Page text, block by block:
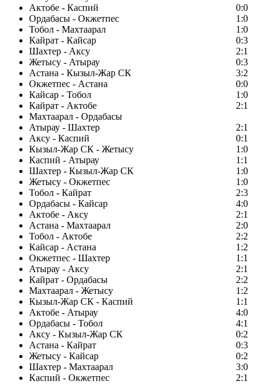
Актобе - Каспий
0:0
Ордабасы - Окжетпес
1:0
Тобол - Махтаарал
1:0
Кайрат - Кайсар
0:3
Шахтер - Аксу
2:1
Жетысу - Атырау
0:3
Астана - Кызыл-Жар СК
3:2
Окжетпес - Астана
0:0
Кайсар - Тобол
1:0
Кайрат - Актобе
2:1
Махтаарал - Ордабасы
Атырау - Шахтер
2:1
Аксу - Каспий
0:1
Кызыл-Жар СК - Жетысу
1:0
Каспий - Атырау
1:1
Шахтер - Кызыл-Жар СК
1:0
Жетысу - Окжетпес
1:0
Тобол - Кайрат
2:3
Ордабасы - Кайсар
4:0
Актобе - Аксу
2:1
Астана - Махтаарал
2:0
Тобол - Актобе
2:2
Кайсар - Астана
1:2
Окжетпес - Шахтер
1:1
Атырау - Аксу
2:1
Кайрат - Ордабасы
2:2
Махтаарал - Жетысу
1:2
Кызыл-Жар СК - Каспий
1:1
Актобе - Атырау
4:0
Ордабасы - Тобол
4:1
Аксу - Кызыл-Жар СК
0:2
Астана - Кайрат
0:3
Жетысу - Кайсар
0:2
Шахтер - Махтаарал
3:0
Каспий - Окжетпес
2:1